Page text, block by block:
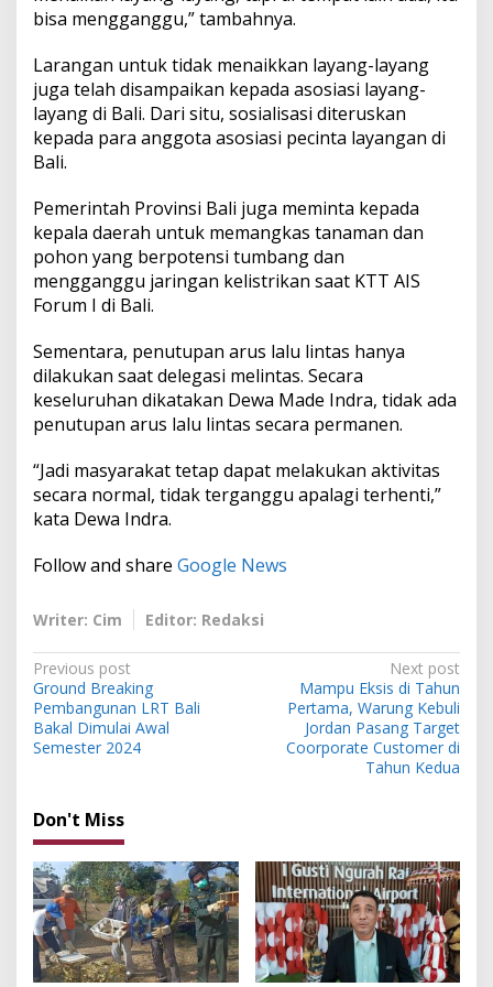
bisa mengganggu,” tambahnya.
Larangan untuk tidak menaikkan layang-layang
juga telah disampaikan kepada asosiasi layang-
layang di Bali. Dari situ, sosialisasi diteruskan
kepada para anggota asosiasi pecinta layangan di
Bali.
Pemerintah Provinsi Bali juga meminta kepada
kepala daerah untuk memangkas tanaman dan
pohon yang berpotensi tumbang dan
mengganggu jaringan kelistrikan saat KTT AIS
Forum I di Bali.
Sementara, penutupan arus lalu lintas hanya
dilakukan saat delegasi melintas. Secara
keseluruhan dikatakan Dewa Made Indra, tidak ada
penutupan arus lalu lintas secara permanen.
“Jadi masyarakat tetap dapat melakukan aktivitas
secara normal, tidak terganggu apalagi terhenti,”
kata Dewa Indra.
Follow and share Google News
Writer: Cim Editor: Redaksi
P
o
s
t
a
v
i
g
a
Previous post
Ground Breaking
Pembangunan LRT Bali
Bakal Dimulai Awal
Semester 2024
Next post
Mampu Eksis di Tahun
Pertama, Warung Kebuli
Jordan Pasang Target
Coorporate Customer di
Tahun Kedua
Don't Miss